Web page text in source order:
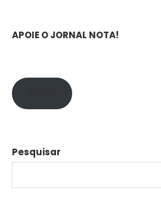
APOIE O JORNAL NOTA!
Pesquisar